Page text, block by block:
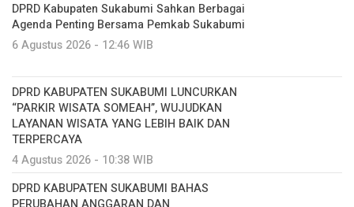
DPRD Kabupaten Sukabumi Sahkan Berbagai
Agenda Penting Bersama Pemkab Sukabumi
6 Agustus 2026 - 12:46 WIB
DPRD KABUPATEN SUKABUMI LUNCURKAN
“PARKIR WISATA SOMEAH”, WUJUDKAN
LAYANAN WISATA YANG LEBIH BAIK DAN
TERPERCAYA
4 Agustus 2026 - 10:38 WIB
DPRD KABUPATEN SUKABUMI BAHAS